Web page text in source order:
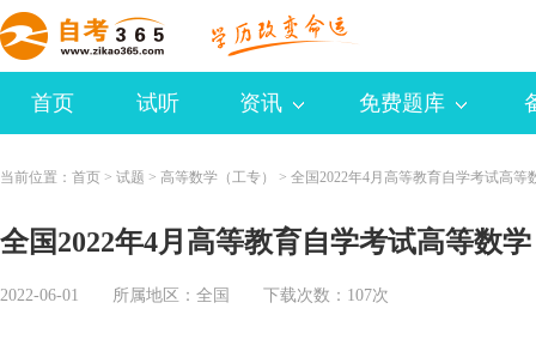
首页 试听 资讯 免费题库
当前位置： 首页 > 试题 > 高等数学（工专） > 全国2022年4月高等教育自学考试高等
全国2022年4月高等教育自学考试高等数
2022-06-01 所属地区： 全国 下载次数：107次